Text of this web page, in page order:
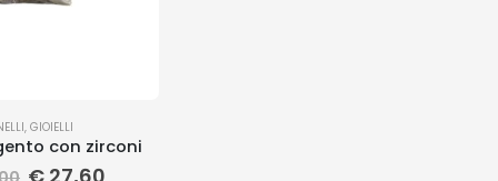
,GIOIELLI
con zirconi